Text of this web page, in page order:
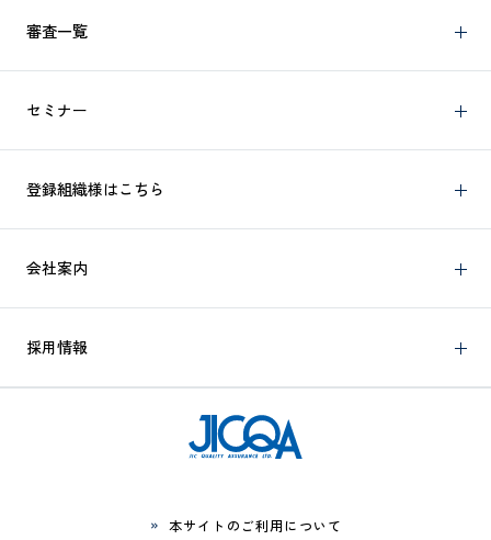
審査一覧
セミナー
登録組織様はこちら
会社案内
採用情報
本サイトのご利用について